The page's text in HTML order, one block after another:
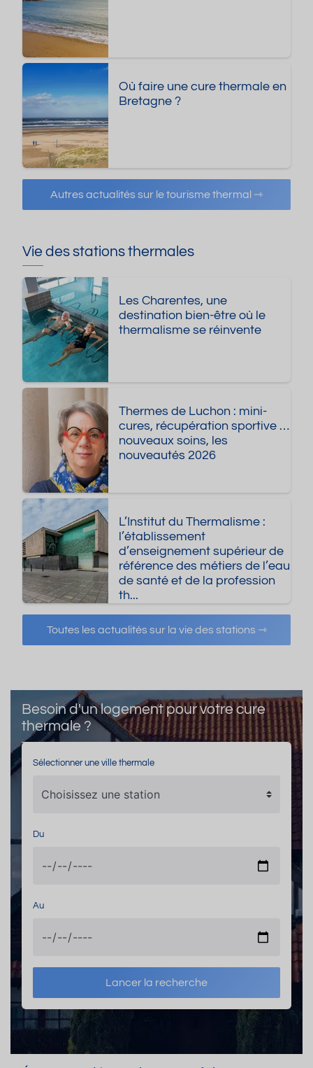
Où faire une cure thermale en
Bretagne ?
Autres actualités sur le tourisme thermal ⇾
Vie des stations thermales
Les Charentes, une
destination bien-être où le
thermalisme se réinvente
Thermes de Luchon : mini-
cures, récupération sportive et
nouveaux soins, les
nouveautés 2026
L’Institut du Thermalisme :
l’établissement
d’enseignement supérieur de
référence des métiers de l’eau
de santé et de la profession
th...
Toutes les actualités sur la vie des stations ⇾
Besoin d'un logement pour votre cure
thermale ?
Sélectionner une ville thermale
Du
Au